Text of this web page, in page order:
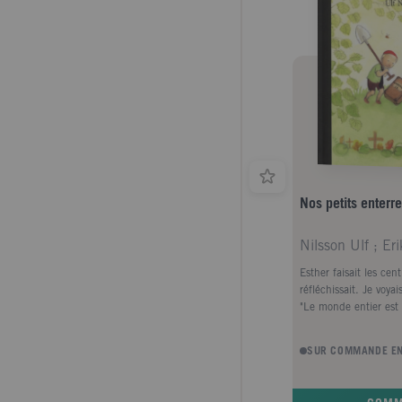
Nos petits
Esther faisait les
réfléchissait. Je
"Le monde entier est
SUR COMMANDE